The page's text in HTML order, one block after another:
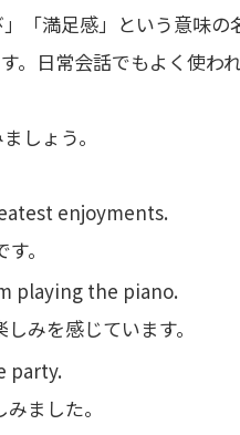
「満足感」という意味の
日常会話でもよく使われ
しょう。
enjoyments.
。
playing the piano.
みを感じています。
party.
ました。